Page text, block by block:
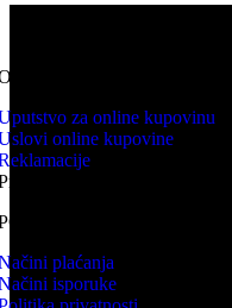
KUPOVINA
za online kupovinu
online kupovine
potrošača
I DOSTAVA
plaćanja
isporuke